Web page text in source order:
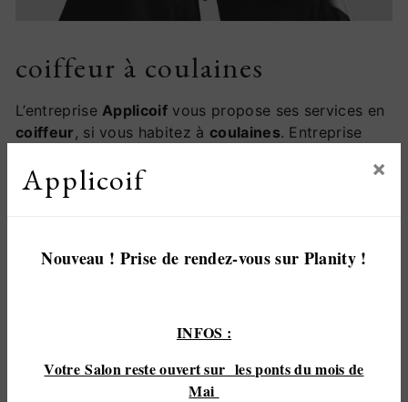
Applicoif ×
Nouveau ! Prise de rendez-vous sur Planity !
INFOS :
Votre Salon reste ouvert sur les ponts du mois de
Mai
coiffeur à coulaines
L’entrepriseApplicoif vous propose ses services en
coiffeur, si vous habitez à coulaines. Entreprise
qualité, nous mettons tout en oeuvre pour vous
satisfaire. Nous vous accompagnons ainsi dans
sommes à votre disposition pour vous transmettre
et le partager avec vous renforce encore plus notre
travaille avec propreté et rigueur.